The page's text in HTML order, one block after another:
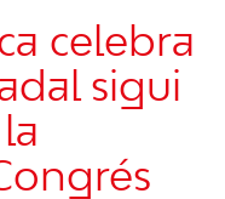
celebra
sigui